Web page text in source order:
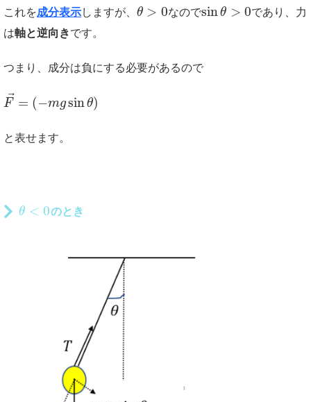
これを成分表示しますが、 θ > 0なのでsinθ > 0であり、力
は軸と逆向きです。
つまり、成分は負にする必要があるので
F ⃗ = (−mgsinθ)
と表せます。
θ < 0のとき